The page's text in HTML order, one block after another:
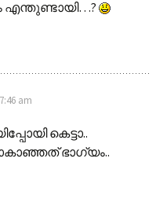
am
കെട്ടാ..
ഭാഗ്യം..